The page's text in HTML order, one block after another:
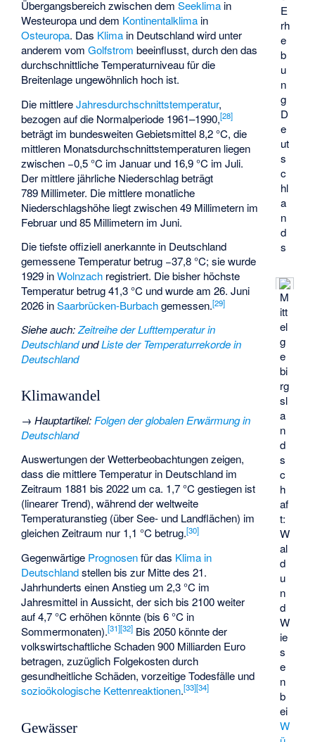
E
rh
e
b
u
n
g
D
e
ut
s
c
hl
a
n
d
s
M
itt
el
g
e
bi
rg
sl
a
n
d
s
c
h
af
t:
W
al
d
u
n
d
W
ie
s
e
n
b
ei
W
Übergangsbereich zwischen demSeeklima in
Westeuropa und dem Kontinentalklima in
Osteuropa. Das Klima in Deutschland wird unter
anderem vomGolfstrom beeinflusst, durch den das
durchschnittliche Temperaturniveau für die
Breitenlage ungewöhnlich hoch ist.
Die mittlereJahresdurchschnittstemperatur,
bezogen auf die Normalperiode 1961–1990,[28]
beträgt im bundesweiten Gebietsmittel 8,2 °C, die
mittleren Monatsdurchschnittstemperaturen liegen
zwischen −0,5 °C im Januar und 16,9 °C im Juli.
Der mittlere jährliche Niederschlag beträgt
789 Millimeter. Die mittlere monatliche
Niederschlagshöhe liegt zwischen 49 Millimetern im
Februar und 85 Millimetern im Juni.
Die tiefste offiziell anerkannte in Deutschland
gemessene Temperatur betrug −37,8 °C; sie wurde
1929 inWolnzach registriert. Die bisher höchste
Temperatur betrug 41,3 °C und wurde am 26. Juni
2026 inSaarbrücken-Burbachgemessen.[29]
Siehe auch:Zeitreihe der Lufttemperatur in
DeutschlandundListe der Temperaturrekorde in
Deutschland
Klimawandel
→Hauptartikel: Folgen der globalen Erwärmung in
Deutschland
Auswertungen der Wetterbeobachtungen zeigen,
dass die mittlere Temperatur in Deutschland im
Zeitraum 1881 bis 2022 um ca. 1,7 °C gestiegen ist
(linearer Trend), während der weltweite
Temperaturanstieg (über See- und Landflächen) im
gleichen Zeitraum nur 1,1 °C betrug.[30]
Gegenwärtige Prognosenfür das Klima in
Deutschlandstellen bis zur Mitte des 21.
Jahrhunderts einen Anstieg um 2,3 °C im
Jahresmittel in Aussicht, der sich bis 2100 weiter
auf 4,7 °C erhöhen könnte (bis 6 °C in
Sommermonaten).[31][32] Bis 2050 könnte der
volkswirtschaftliche Schaden 900 Milliarden Euro
betragen, zuzüglich Folgekosten durch
gesundheitliche Schäden, vorzeitige Todesfälle und
sozioökologische Kettenreaktionen.[33][34]
Gewässer